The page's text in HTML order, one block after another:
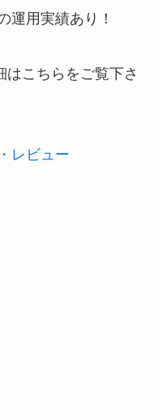
運用実績あり！
こちらをご覧下さ
レビュー